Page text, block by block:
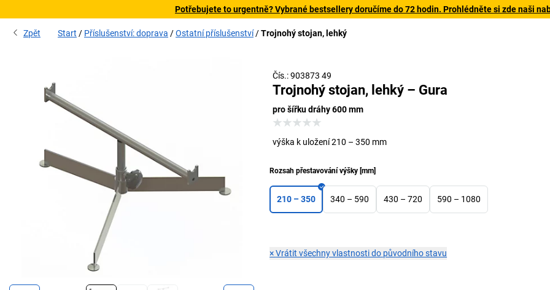
Potřebujete to urgentně? Vybrané bestsellery doručíme do 72 hodin. Prohlédněte si zde naši
Zpět Start Příslušenství: doprava Ostatní příslušenství Trojnohý stojan, lehký
Čís.: 903873 49
Trojnohý stojan, lehký – Gura
pro šířku dráhy 600 mm
výška k uložení 210 – 350 mm
Rozsah přestavování výšky [mm]
210 – 350 340 – 590 430 – 720 590 – 1080
×Vrátit všechny vlastnosti do původního stavu